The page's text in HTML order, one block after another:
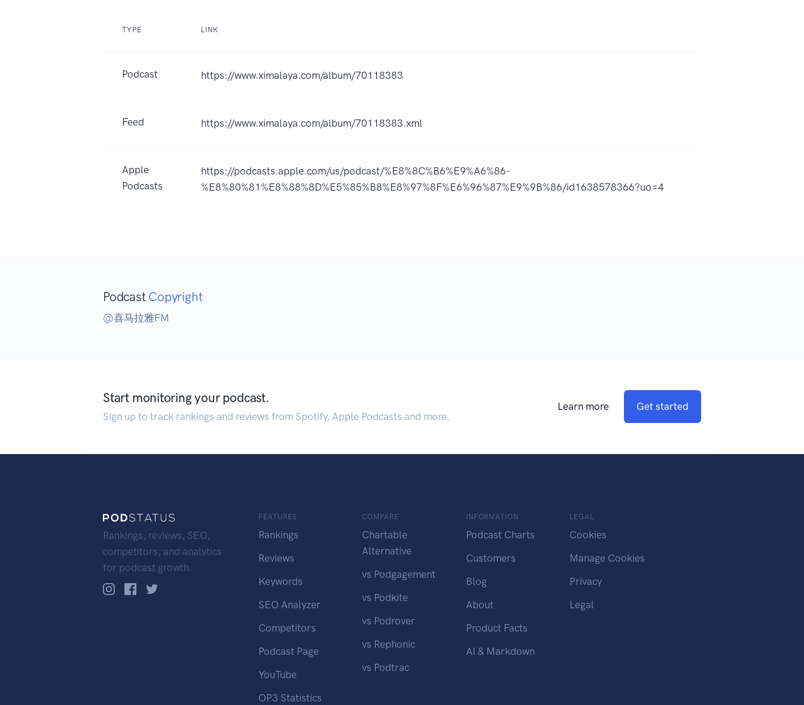
TYPE LINK
Podcast https://www.ximalaya.com/album/70118383
Feed https://www.ximalaya.com/album/70118383.xml
Apple
Podcasts
https://podcasts.apple.com/us/podcast/%E8%8C%B6%E9%A6%86-
%E8%80%81%E8%88%8D%E5%85%B8%E8%97%8F%E6%96%87%E9%9B%86/id1638578366?uo=4
Podcast Copyright
@喜马拉雅FM
Start monitoring your podcast.
Sign up to track rankings and reviews from Spotify, Apple Podcasts and more.
Learn more Get started
Rankings, reviews, SEO,
competitors, and analytics
for podcast growth.
FEATURES
Rankings
Reviews
Keywords
SEO Analyzer
Competitors
Podcast Page
YouTube
OP3 Statistics
COMPARE
Chartable
Alternative
vs Podgagement
vs Podkite
vs Podrover
vs Rephonic
vs Podtrac
INFORMATION
Podcast Charts
Customers
Blog
About
Product Facts
AI & Markdown
LEGAL
Cookies
Manage Cookies
Privacy
Legal